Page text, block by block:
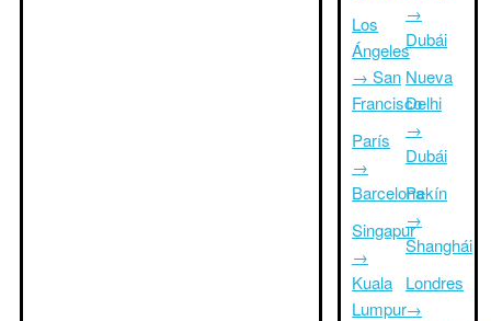
Los
Ángeles
→ San
Francisco
París
→
Barcelona
Singapur
→
Kuala
Lumpur
→
Dubái
Nueva
Delhi
→
Dubái
Pekín
→
Shanghái
Londres
→